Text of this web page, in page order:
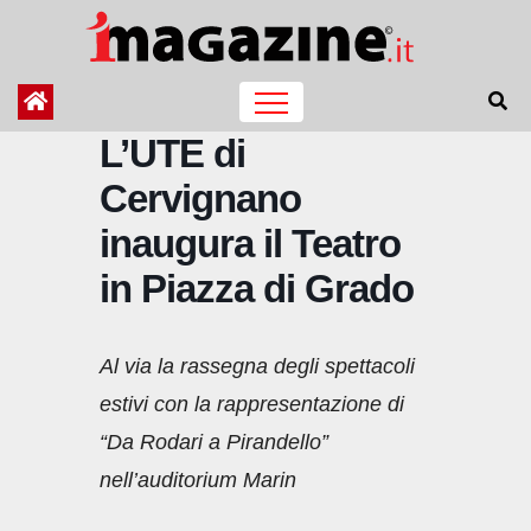
contenuto
L’UTE di
Cervignano
inaugura il Teatro
in Piazza di Grado
Al via la rassegna degli spettacoli
estivi con la rappresentazione di
“Da Rodari a Pirandello”
nell’auditorium Marin